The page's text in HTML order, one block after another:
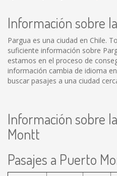
Información sobre
Pargua es una ciudad en Chile.
suficiente información sobre
estamos en el proceso de
información cambia de idioma
buscar pasajes a una ciudad
Información sobre
Montt
Pasajes a Puerto